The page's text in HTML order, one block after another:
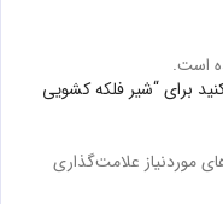
است.
برای “شیر فلکه کشویی
موردنیاز علامت‌گذاری